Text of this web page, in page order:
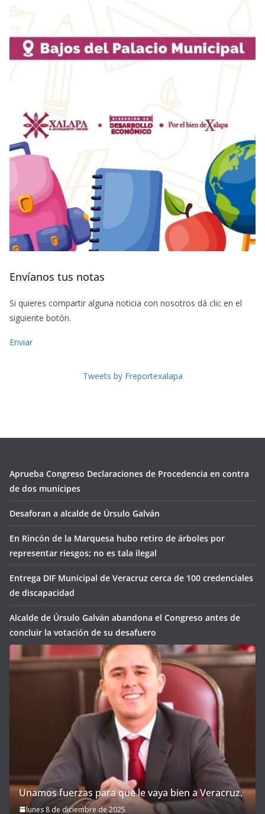
Envíanos tus notas
Si quieres compartir alguna noticia con nosotros dá clic en el
siguiente botón.
Enviar
Tweets by Freportexalapa
Aprueba Congreso Declaraciones de Procedencia en contra
de dos munícipes
Desaforan a alcalde de Úrsulo Galván
En Rincón de la Marquesa hubo retiro de árboles por
representar riesgos; no es tala ilegal
Entrega DIF Municipal de Veracruz cerca de 100 credenciales
de discapacidad
Alcalde de Úrsulo Galván abandona el Congreso antes de
concluir la votación de su desafuero
Unamos fuerzas para que le vaya bien a Veracruz.
lunes 8 de diciembre de 2025